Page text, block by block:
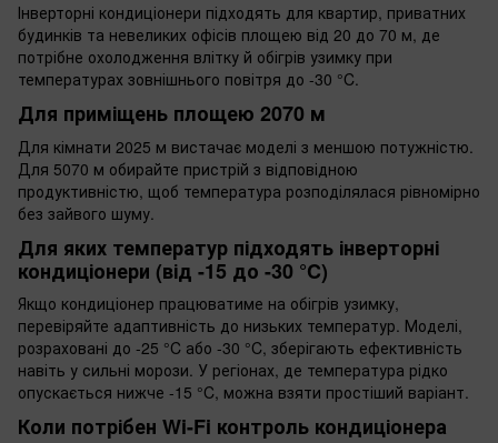
Інверторні кондиціонери підходять для квартир, приватних
будинків та невеликих офісів площею від 20 до 70 м, де
потрібне охолодження влітку й обігрів узимку при
температурах зовнішнього повітря до -30 °C.
Для приміщень площею 2070 м
Для кімнати 2025 м вистачає моделі з меншою потужністю.
Для 5070 м обирайте пристрій з відповідною
продуктивністю, щоб температура розподілялася рівномірно
без зайвого шуму.
Для яких температур підходять інверторні
кондиціонери (від -15 до -30 °C)
Якщо кондиціонер працюватиме на обігрів узимку,
перевіряйте адаптивність до низьких температур. Моделі,
розраховані до -25 °C або -30 °C, зберігають ефективність
навіть у сильні морози. У регіонах, де температура рідко
опускається нижче -15 °C, можна взяти простіший варіант.
Коли потрібен Wi-Fi контроль кондиціонера